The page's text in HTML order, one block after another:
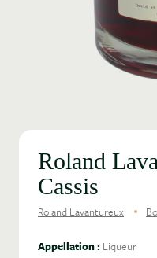
Roland
Cassis
Roland Lavantureux
Appellation : Liqueur